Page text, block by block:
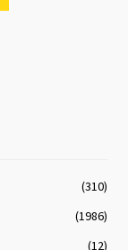
(310)
(1986)
(12)